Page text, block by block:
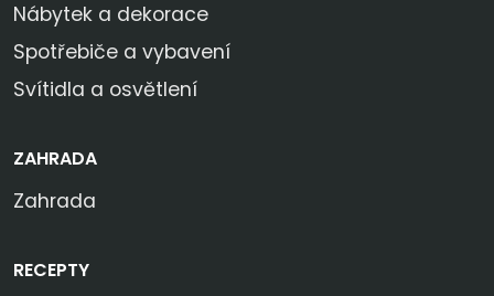
Nábytek a dekorace
Spotřebiče a vybavení
Svítidla a osvětlení
ZAHRADA
Zahrada
RECEPTY